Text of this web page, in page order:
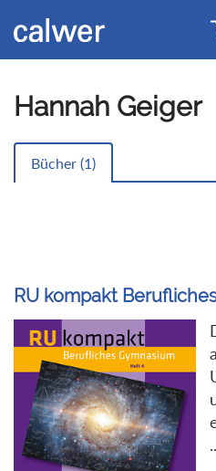
zur
Navigation
zum
Inhalt
Hannah Geiger
Bücher (1)
RU kompakt